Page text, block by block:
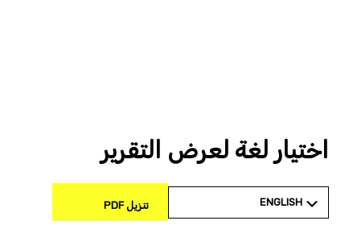
اختيار لغة لعرض التقرير
ENGLISH تنزيل PDF